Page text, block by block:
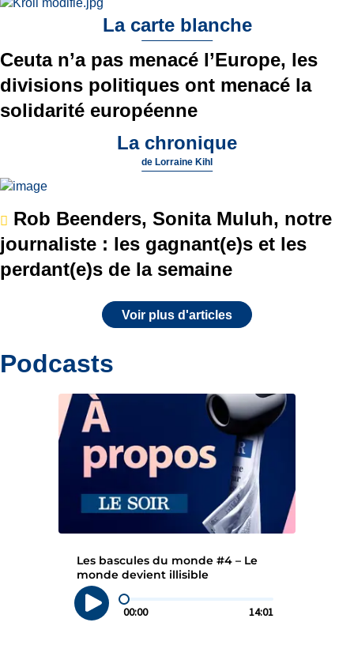
La carte blanche
Ceuta n’a pas menacé l’Europe, les
divisions politiques ont menacé la
solidarité européenne
La chronique
de Lorraine Kihl
Rob Beenders, Sonita Muluh, notre
journaliste : les gagnant(e)s et les
perdant(e)s de la semaine
Voir plus d'articles
Podcasts